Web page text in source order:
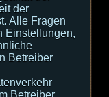
der
Alle Fragen
Einstellungen,
Betreiber
Betreiber